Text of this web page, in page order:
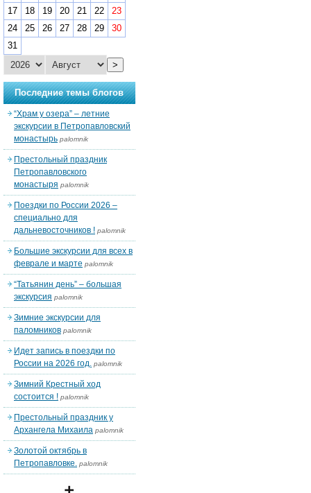
17
18 19 20 21 22
23
24
25 26 27 28 29
30
31
>
Последние темы блогов
“Храм у озера” – летние
экскурсии в Петропавловский
монастырь palomnik
Престольный праздник
Петропавловского
монастыря palomnik
Поездки по России 2026 –
специально для
дальневосточников ! palomnik
Большие экскурсии для всех в
феврале и марте palomnik
“Татьянин день” – большая
экскурсия palomnik
Зимние экскурсии для
паломников palomnik
Идет запись в поездки по
России на 2026 год. palomnik
Зимний Крестный ход
состоится ! palomnik
Престольный праздник у
Архангела Михаила palomnik
Золотой октябрь в
Петропавловке. palomnik